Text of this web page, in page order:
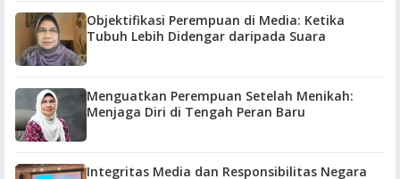
Objektifikasi Perempuan di Media: Ketika
Tubuh Lebih Didengar daripada Suara
Menguatkan Perempuan Setelah Menikah:
Menjaga Diri di Tengah Peran Baru
Integritas Media dan Responsibilitas Negara